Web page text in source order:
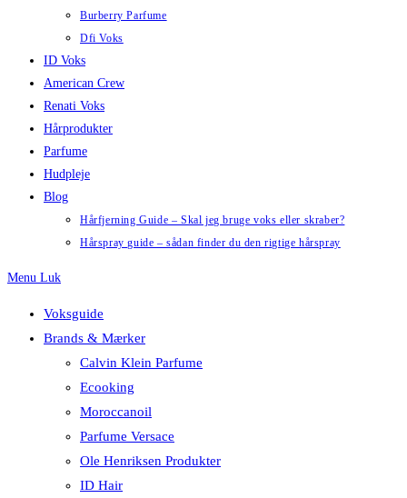
Burberry Parfume
Dfi Voks
ID Voks
American Crew
Renati Voks
Hårprodukter
Parfume
Hudpleje
Blog
Hårfjerning Guide – Skal jeg bruge voks eller skraber?
Hårspray guide – sådan finder du den rigtige hårspray
Menu Luk
Voksguide
Brands & Mærker
Calvin Klein Parfume
Ecooking
Moroccanoil
Parfume Versace
Ole Henriksen Produkter
ID Hair